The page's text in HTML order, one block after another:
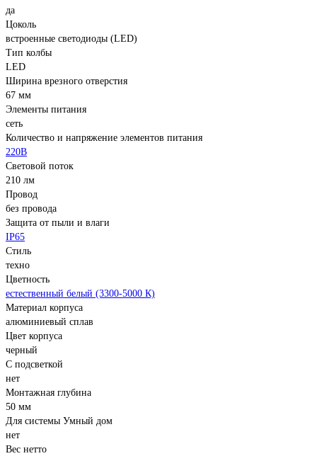
да
Цоколь
встроенные светодиоды (LED)
Тип колбы
LED
Ширина врезного отверстия
67 мм
Элементы питания
сеть
Количество и напряжение элементов питания
220В
Световой поток
210 лм
Провод
без провода
Защита от пыли и влаги
IP65
Стиль
техно
Цветность
естественный белый (3300-5000 К)
Материал корпуса
алюминиевый сплав
Цвет корпуса
черный
С подсветкой
нет
Монтажная глубина
50 мм
Для системы Умный дом
нет
Вес нетто